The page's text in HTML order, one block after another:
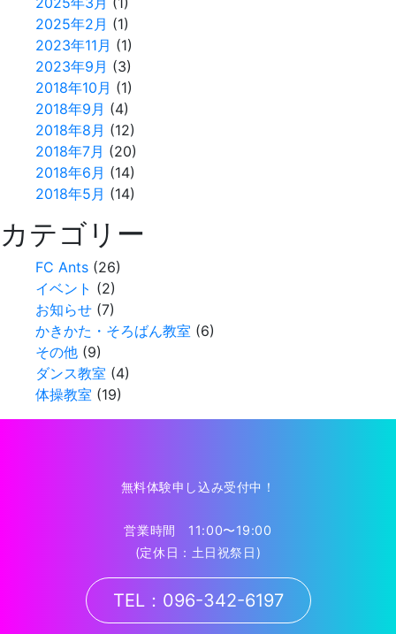
2025年2月 (1)
2023年11月 (1)
2023年9月 (3)
2018年10月 (1)
2018年9月 (4)
2018年8月 (12)
2018年7月 (20)
2018年6月 (14)
2018年5月 (14)
カテゴリー
FC Ants (26)
イベント (2)
お知らせ (7)
かきかた・そろばん教室 (6)
その他 (9)
ダンス教室 (4)
体操教室 (19)
無料体験申し込み受付中！
営業時間 11:00〜19:00
(定休日：土日祝祭日)
TEL：096-342-6197